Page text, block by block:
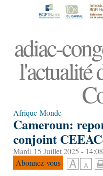
adiac-
l'actualité
Afrique-Monde
Cameroun:
conjoint
Mardi 15 Juillet 2025 - 14:08
Abonnez-vous